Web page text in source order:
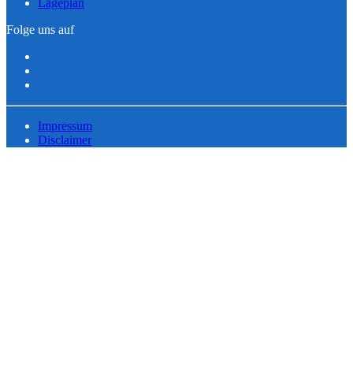
Lageplan
Folge uns auf
Impressum
Disclaimer